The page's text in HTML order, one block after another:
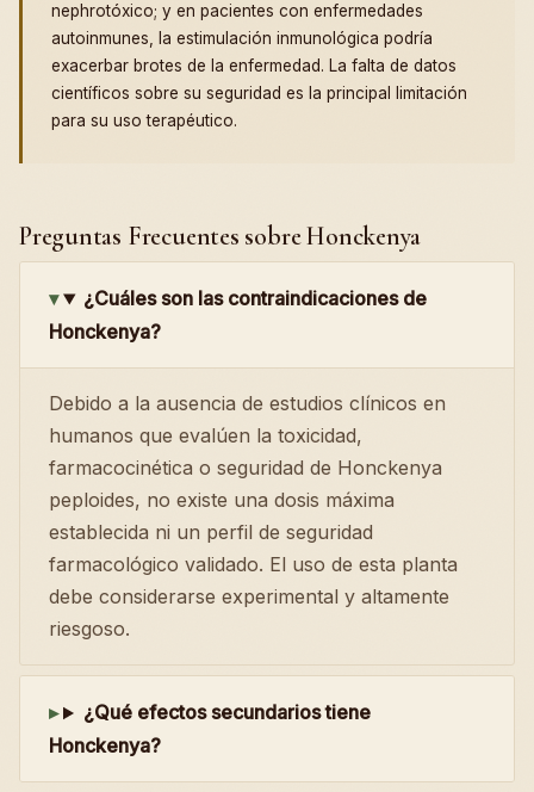
nephrotóxico; y en pacientes con enfermedades
autoinmunes, la estimulación inmunológica podría
exacerbar brotes de la enfermedad. La falta de datos
científicos sobre su seguridad es la principal limitación
para su uso terapéutico.
Preguntas Frecuentes sobre Honckenya
¿Cuáles son las contraindicaciones de
Honckenya?
Debido a la ausencia de estudios clínicos en
humanos que evalúen la toxicidad,
farmacocinética o seguridad de Honckenya
peploides, no existe una dosis máxima
establecida ni un perfil de seguridad
farmacológico validado. El uso de esta planta
debe considerarse experimental y altamente
riesgoso.
¿Qué efectos secundarios tiene
Honckenya?